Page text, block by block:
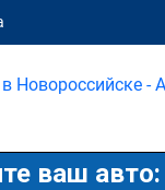
ваш авто: